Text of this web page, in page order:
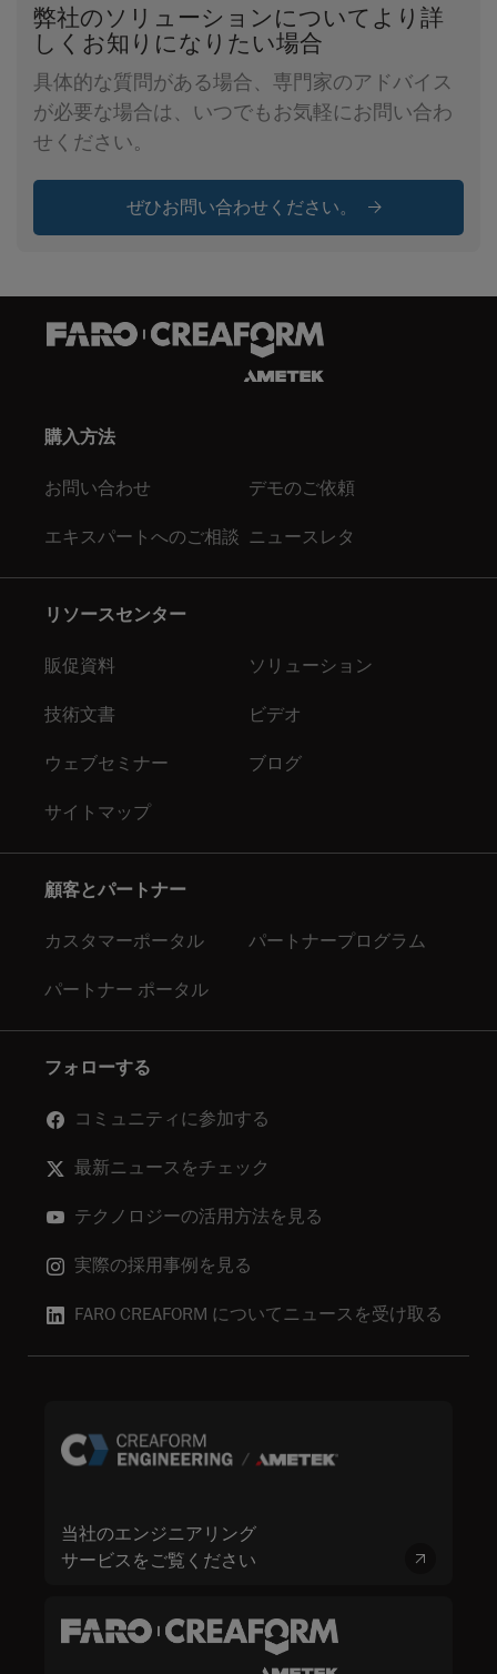
弊社のソリューションについてより詳
しくお知りになりたい場合
具体的な質問がある場合、専門家のアドバイス
が必要な場合は、いつでもお気軽にお問い合わ
せください。
ぜひお問い合わせください。
購入方法
お問い合わせ デモのご依頼
エキスパートへのご相談 ニュースレタ
リソースセンター
販促資料 ソリューション
技術文書 ビデオ
ウェブセミナー ブログ
サイトマップ
顧客とパートナー
カスタマーポータル パートナープログラム
パートナー ポータル
フォローする
コミュニティに参加する
最新ニュースをチェック
テクノロジーの活用方法を見る
実際の採用事例を見る
FARO CREAFORM についてニュースを受け取る
当社のエンジニアリング
サービスをご覧ください